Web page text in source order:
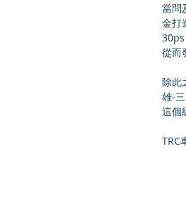
當問
金打
30ps
從而
除此
雄-
這個
TRC